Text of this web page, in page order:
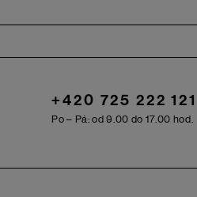
+420 725 222 121
Po – Pá: od 9.00 do 17.00 hod.